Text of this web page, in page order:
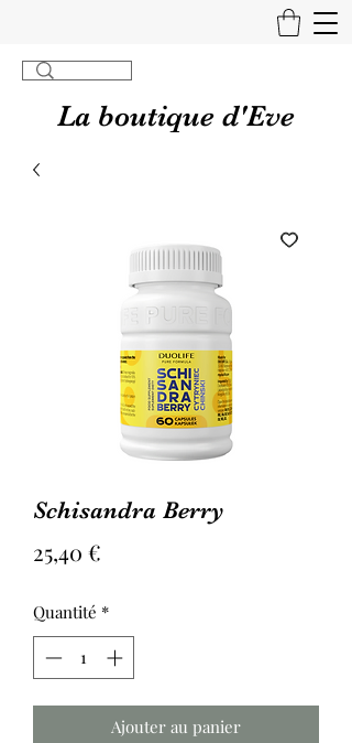
La boutique d'Eve
Schisandra Berry
25,40 €
Quantité *
Ajouter au panier